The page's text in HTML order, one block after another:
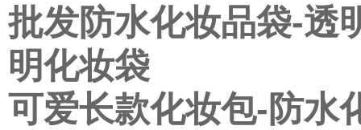
批发防水化妆品袋-透
明化妆袋
可爱长款化妆包-防水